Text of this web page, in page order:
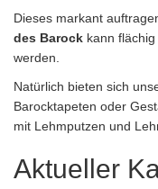
Dieses markant
des Barock kann
werden.
Natürlich bieten sich
Barocktapeten oder
mit Lehmputzen und
Aktueller